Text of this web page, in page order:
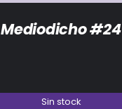
Mediodicho #24
Sin stock